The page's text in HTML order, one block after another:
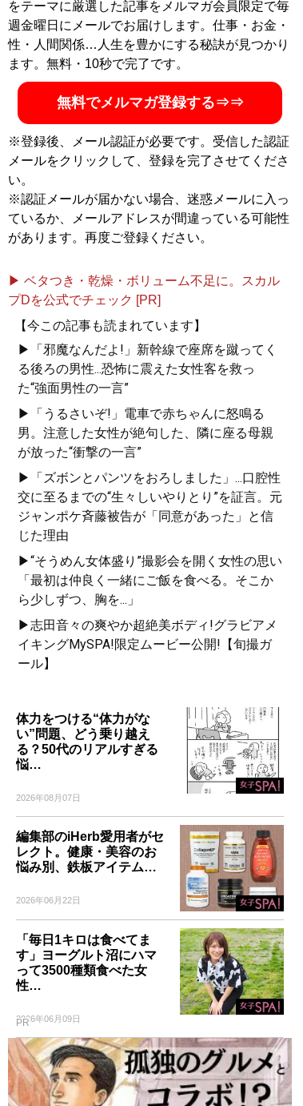
をテーマに厳選した記事をメルマガ会員限定で毎
週金曜日にメールでお届けします。仕事・お金・
性・人間関係…人生を豊かにする秘訣が見つかり
ます。無料・10秒で完了です。
無料でメルマガ登録する⇒⇒
※登録後、メール認証が必要です。受信した認証
メールをクリックして、登録を完了させてくださ
い。
※認証メールが届かない場合、迷惑メールに入っ
ているか、メールアドレスが間違っている可能性
があります。再度ご登録ください。
▶ ベタつき・乾燥・ボリューム不足に。スカル
プDを公式でチェック [PR]
【今この記事も読まれています】
▶「邪魔なんだよ!」新幹線で座席を蹴ってく
る後ろの男性...恐怖に震えた女性客を救っ
た“強面男性の一言”
▶「うるさいぞ!」電車で赤ちゃんに怒鳴る
男。注意した女性が絶句した、隣に座る母親
が放った“衝撃の一言”
▶「ズボンとパンツをおろしました」...口腔性
交に至るまでの“生々しいやりとり”を証言。元
ジャンポケ斉藤被告が「同意があった」と信
じた理由
▶“そうめん女体盛り”撮影会を開く女性の思い
「最初は仲良く一緒にご飯を食べる。そこか
ら少しずつ、胸を...」
▶志田音々の爽やか超絶美ボディ!グラビアメ
イキングMySPA!限定ムービー公開!【旬撮ガ
ール】
体力をつける“体力がな
い”問題、どう乗り越え
る？50代のリアルすぎる
悩…
2026年08月07日
編集部のiHerb愛用者がセ
レクト。健康・美容のお
悩み別、鉄板アイテム…
2026年06月22日
「毎日1キロは食べてま
す」ヨーグルト沼にハマ
って3500種類食べた女
性…
2026年06月09日
PR